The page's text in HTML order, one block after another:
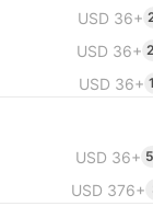
USD 36+
USD 36+
USD 36+
USD 36+
USD 376+